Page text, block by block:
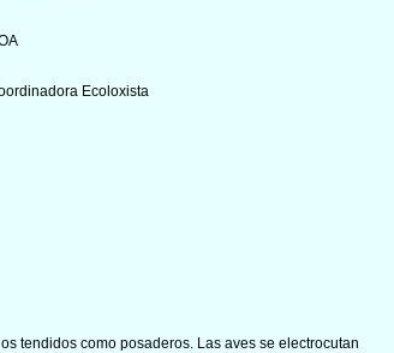
Ecoloxista
tendidos como posaderos. Las aves se electrocutan